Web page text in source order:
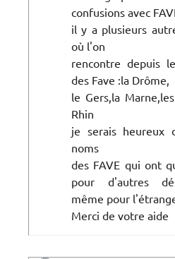
confusions avec
il y a plusieurs
où l'on
rencontre depuis
des Fave :la Drôme,
le Gers,la
Rhin
je serais heureux
noms
des FAVE qui ont
pour d'autres
même pour
Merci de votre aide